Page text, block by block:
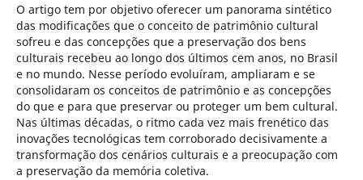
O artigo tem por objetivo oferecer um panorama sintético
das modificações que o conceito de patrimônio cultural
sofreu e das concepções que a preservação dos bens
culturais recebeu ao longo dos últimos cem anos, no Brasil
e no mundo. Nesse período evoluíram, ampliaram e se
consolidaram os conceitos de patrimônio e as concepções
do que e para que preservar ou proteger um bem cultural.
Nas últimas décadas, o ritmo cada vez mais frenético das
inovações tecnológicas tem corroborado decisivamente a
transformação dos cenários culturais e a preocupação com
a preservação da memória coletiva.